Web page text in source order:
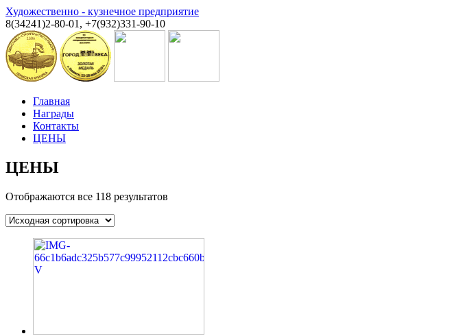
Художественно - кузнечное предприятие
8(34241)2-80-01, +7(932)331-90-10
Главная
Награды
Контакты
ЦЕНЫ
ЦЕНЫ
Отображаются все 118 результатов